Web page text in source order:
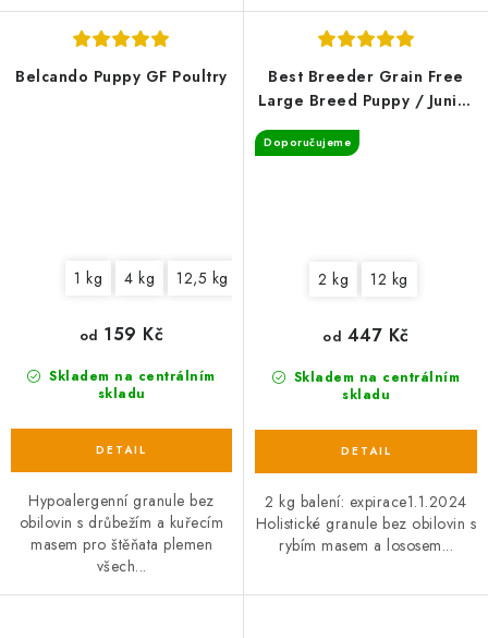
Belcando Puppy GF Poultry
1 kg 4 kg 12,5 kg
Skladem na centrálním
skladu
od 159 Kč
Hypoalergenní granule bez
obilovin s drůbežím a kuřecím
masem pro štěňata plemen
všech...
Best Breeder Grain Free
Large Breed Puppy / Junior
Vegetables
Doporučujeme
2 kg 12 kg
Skladem na centrálním
skladu
od 447 Kč
2 kg balení: expirace1.1.2024
Holistické granule bez obilovin s
rybím masem a lososem...